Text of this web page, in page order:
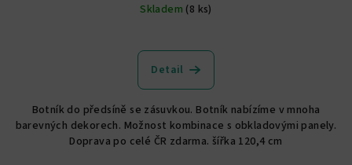
Skladem (8 ks)
hodnocení
produktu
z
5
hvězdiček.
Detail
Botník do předsíně se zásuvkou. Botník nabízíme v mnoha
barevných dekorech. Možnost kombinace s obkladovými panely.
Doprava po celé ČR zdarma. šířka 120,4 cm